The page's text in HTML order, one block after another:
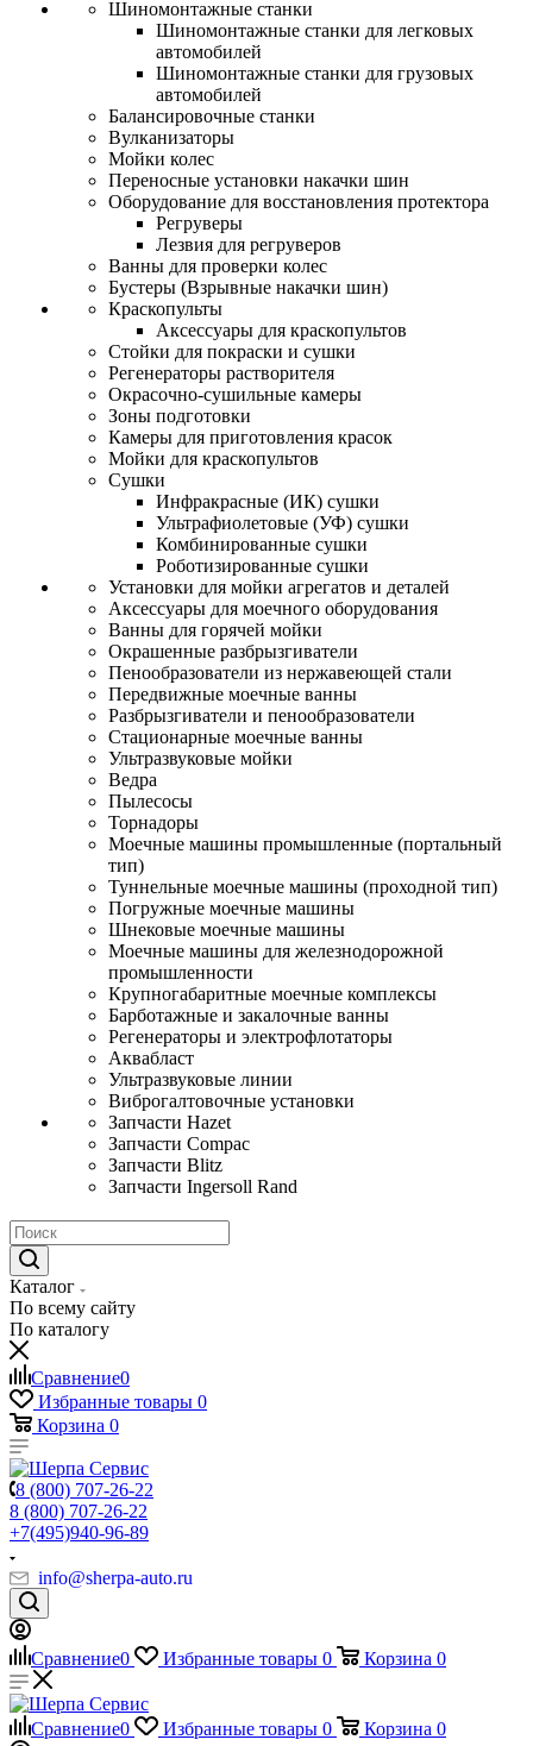
Шиномонтажные станки
Шиномонтажные станки для легковых
автомобилей
Шиномонтажные станки для грузовых
автомобилей
Балансировочные станки
Вулканизаторы
Мойки колес
Переносные установки накачки шин
Оборудование для восстановления протектора
Регруверы
Лезвия для регруверов
Ванны для проверки колес
Бустеры (Взрывные накачки шин)
Краскопульты
Аксессуары для краскопультов
Стойки для покраски и сушки
Регенераторы растворителя
Окрасочно-сушильные камеры
Зоны подготовки
Камеры для приготовления красок
Мойки для краскопультов
Сушки
Инфракрасные (ИК) сушки
Ультрафиолетовые (УФ) сушки
Комбинированные сушки
Роботизированные сушки
Установки для мойки агрегатов и деталей
Аксессуары для моечного оборудования
Ванны для горячей мойки
Окрашенные разбрызгиватели
Пенообразователи из нержавеющей стали
Передвижные моечные ванны
Разбрызгиватели и пенообразователи
Стационарные моечные ванны
Ультразвуковые мойки
Ведра
Пылесосы
Торнадоры
Моечные машины промышленные (портальный
тип)
Туннельные моечные машины (проходной тип)
Погружные моечные машины
Шнековые моечные машины
Моечные машины для железнодорожной
промышленности
Крупногабаритные моечные комплексы
Барботажные и закалочные ванны
Регенераторы и электрофлотаторы
Аквабласт
Ультразвуковые линии
Виброгалтовочные установки
Запчасти Hazet
Запчасти Compac
Запчасти Blitz
Запчасти Ingersoll Rand
Каталог
По всему сайту
По каталогу
Сравнение0
Избранные товары 0
Корзина 0
8 (800) 707-26-22
8 (800) 707-26-22
+7(495)940-96-89
info@sherpa-auto.ru
Сравнение0 Избранные товары 0 Корзина 0
Сравнение0 Избранные товары 0 Корзина 0